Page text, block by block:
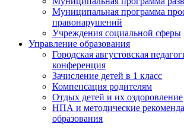
Муниципальная программа
правонарушений
Учреждения социальной сферы
Управление образования
Городская августовская
конференция
Зачисление детей в 1 класс
Компенсация родителям
Отдых детей и их оздоровление
НПА и методические
образования